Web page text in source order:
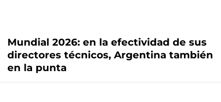
Mundial 2026: en la efectividad de sus
directores técnicos, Argentina también
en la punta